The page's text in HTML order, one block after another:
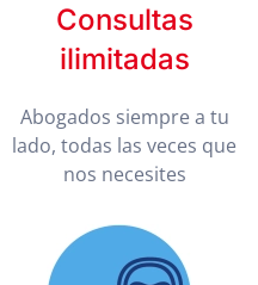
Consultas
ilimitadas
Abogados siempre a tu
lado, todas las veces que
nos necesites